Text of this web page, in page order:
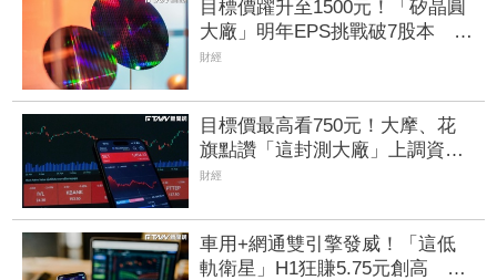
目標價躍升至1500元！「矽晶圓
大廠」明年EPS挑戰破7股本 12
吋晶圓供給吃緊有望受惠
財經
目標價最高看750元！大摩、花
旗點讚「這封測大廠」上調資本
支出達105億美元 Q2獲利寫歷
財經
車用+網通雙引擎發威！「這低
軌衛星」H1狂賺5.75元創高 智